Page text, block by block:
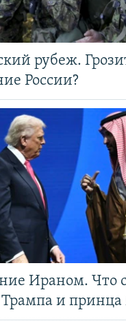
рубеж.
России?
Ираном. Что
и